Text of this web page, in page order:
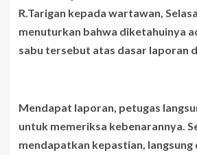
R.Tarigan kepada wartawan,
menuturkan bahwa diketahuinya
sabu tersebut atas dasar laporan
Mendapat laporan, petugas
untuk memeriksa kebenarannya.
mendapatkan kepastian,